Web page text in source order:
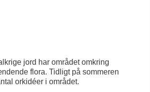
jord har området omkring
flora. Tidligt på sommeren
orkidéer i området.